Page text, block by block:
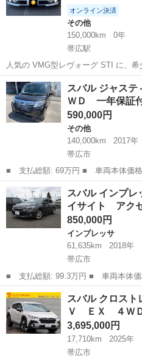
オンライン決済
その他
150,000km
0年
帯広駅
人気の VMG型レヴォーグ STI に、
自の水平対向ターボエンジンとシン
行性能。 上質なインテリアとSTI専用チューニングによるスポーティ
な走り。 さらにサ...
北海道 帯広市
スバル ジャス
ＷＤ 一年保証
590,000円
その他
140,000km
2017年
帯広市
■ 支払総額: 69万円 ■ 車両本体価格： 590,000 円 ■ メーカー
名： スバル ■ 車種名： ジャス
ートアシスト ４ＷＤ 一年保証付
スタート 禁煙車...
北海道 帯広市 その他
スバル インプレ
イサイト アク
850,000円
インプレッサ
61,635km
2018年
帯広市
■ 支払総額: 99.3万円 ■ 車両本体価格： 850,000 円 ■ メーカー
名： スバル ■ 車種名： インプレ
名： １．６ｉ－Ｌアイサイト ア
ク Ｂｌｕｅｔｏｏ...
北海道 帯広市 インプレッサ
スバル クロスト
Ｖ ＥＸ ４Ｗ
3,695,000円
17,710km
2025年
帯広市